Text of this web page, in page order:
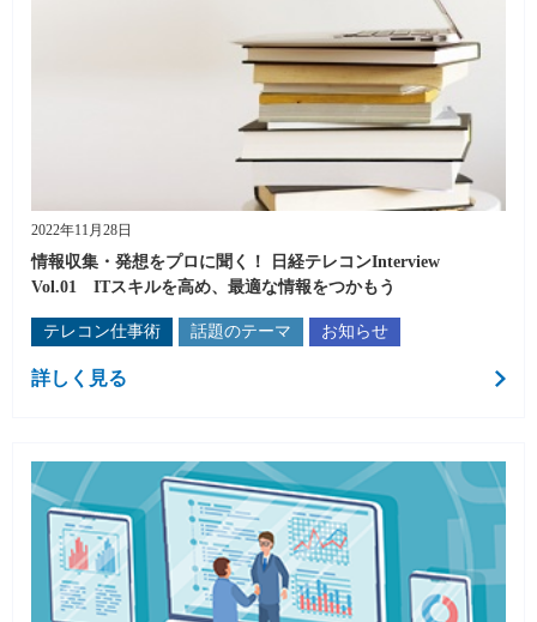
2022年11月28日
情報収集・発想をプロに聞く！ 日経テレコンInterview
Vol.01 ITスキルを高め、最適な情報をつかもう
テレコン仕事術 話題のテーマ お知らせ
詳しく見る